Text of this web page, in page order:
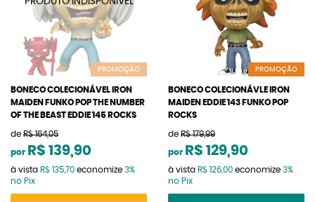
PROMOÇÃO
BONECO COLECIONÁVEL IRON
MAIDEN FUNKO POP THE NUMBER
OF THE BEAST EDDIE 145 ROCKS
de R$ 164,05
por R$ 139,90
à vista R$ 135,70 economize 3%
no Pix
PROMOÇÃO
BONECO COLECIONÁVLE IRON
MAIDEN EDDIE 143 FUNKO POP
ROCKS
de R$ 179,99
por R$ 129,90
à vista R$ 126,00 economize 3%
no Pix